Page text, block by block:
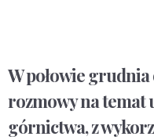
W połowie grudnia
rozmowy na temat
górnictwa, z